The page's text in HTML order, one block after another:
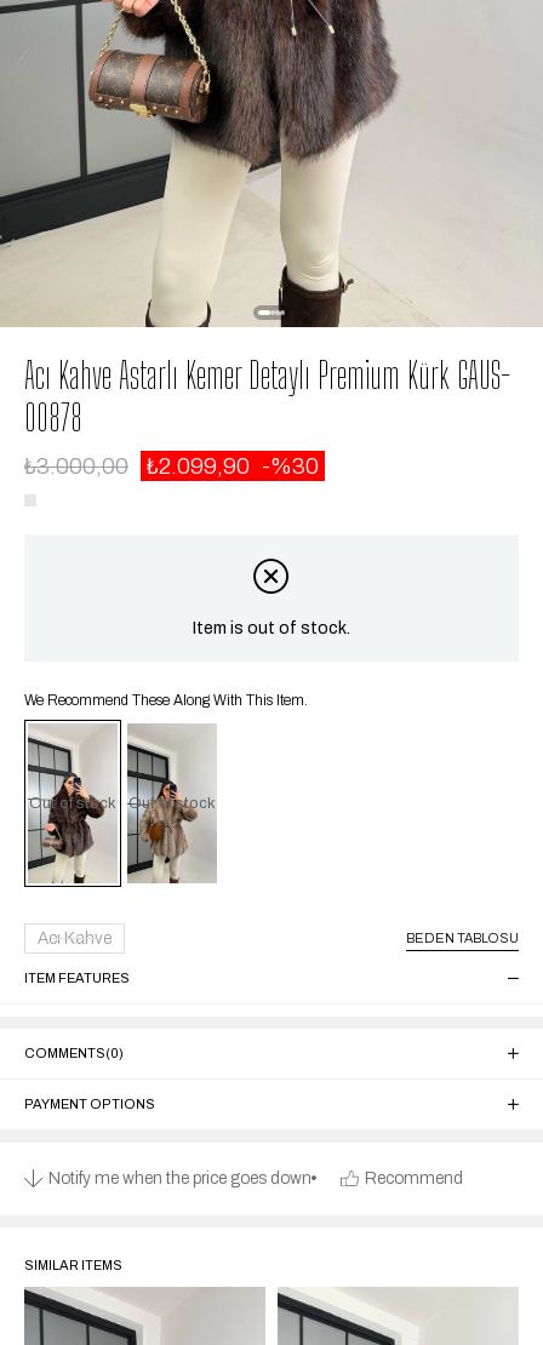
Acı Kahve Astarlı Kemer Detaylı Premium Kürk GAUS-
00878
₺3.000,00 ₺2.099,90 30
Item is out of stock.
We Recommend These Along With This Item.
Out of stock Out of stock
Acı Kahve BEDEN TABLOSU
ITEM FEATURES
COMMENTS(0)
PAYMENT OPTIONS
Notify me when the price goes down Recommend
SIMILAR ITEMS